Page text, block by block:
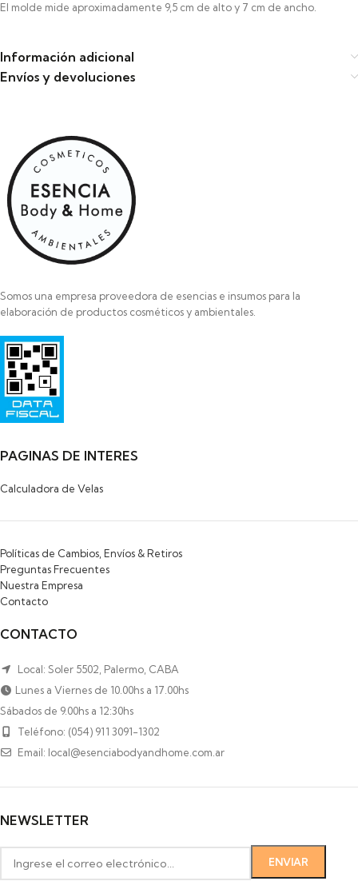
El molde mide aproximadamente 9,5 cm de alto y 7 cm de ancho.
Información adicional
Envíos y devoluciones
Somos una empresa proveedora de esencias e insumos para la
elaboración de productos cosméticos y ambientales.
PAGINAS DE INTERES
Calculadora de Velas
Políticas de Cambios, Envíos & Retiros
Preguntas Frecuentes
Nuestra Empresa
Contacto
CONTACTO
Local: Soler 5502, Palermo, CABA
Lunes a Viernes de 10.00hs a 17.00hs
Sábados de 9.00hs a 12:30hs
Teléfono: (054) 911 3091-1302
Email: local@esenciabodyandhome.com.ar
NEWSLETTER